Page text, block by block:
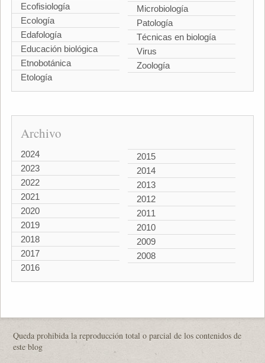
Ecofisiología
Ecología
Edafología
Educación biológica
Etnobotánica
Etología
Microbiología
Patología
Técnicas en biología
Virus
Zoología
Archivo
2024
2023
2022
2021
2020
2019
2018
2017
2016
2015
2014
2013
2012
2011
2010
2009
2008
Queda prohibida la reproducción total o parcial de los contenidos de
este blog